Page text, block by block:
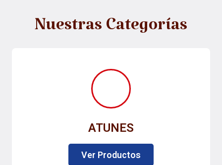
Nuestras Categorías
ATUNES
Ver Productos